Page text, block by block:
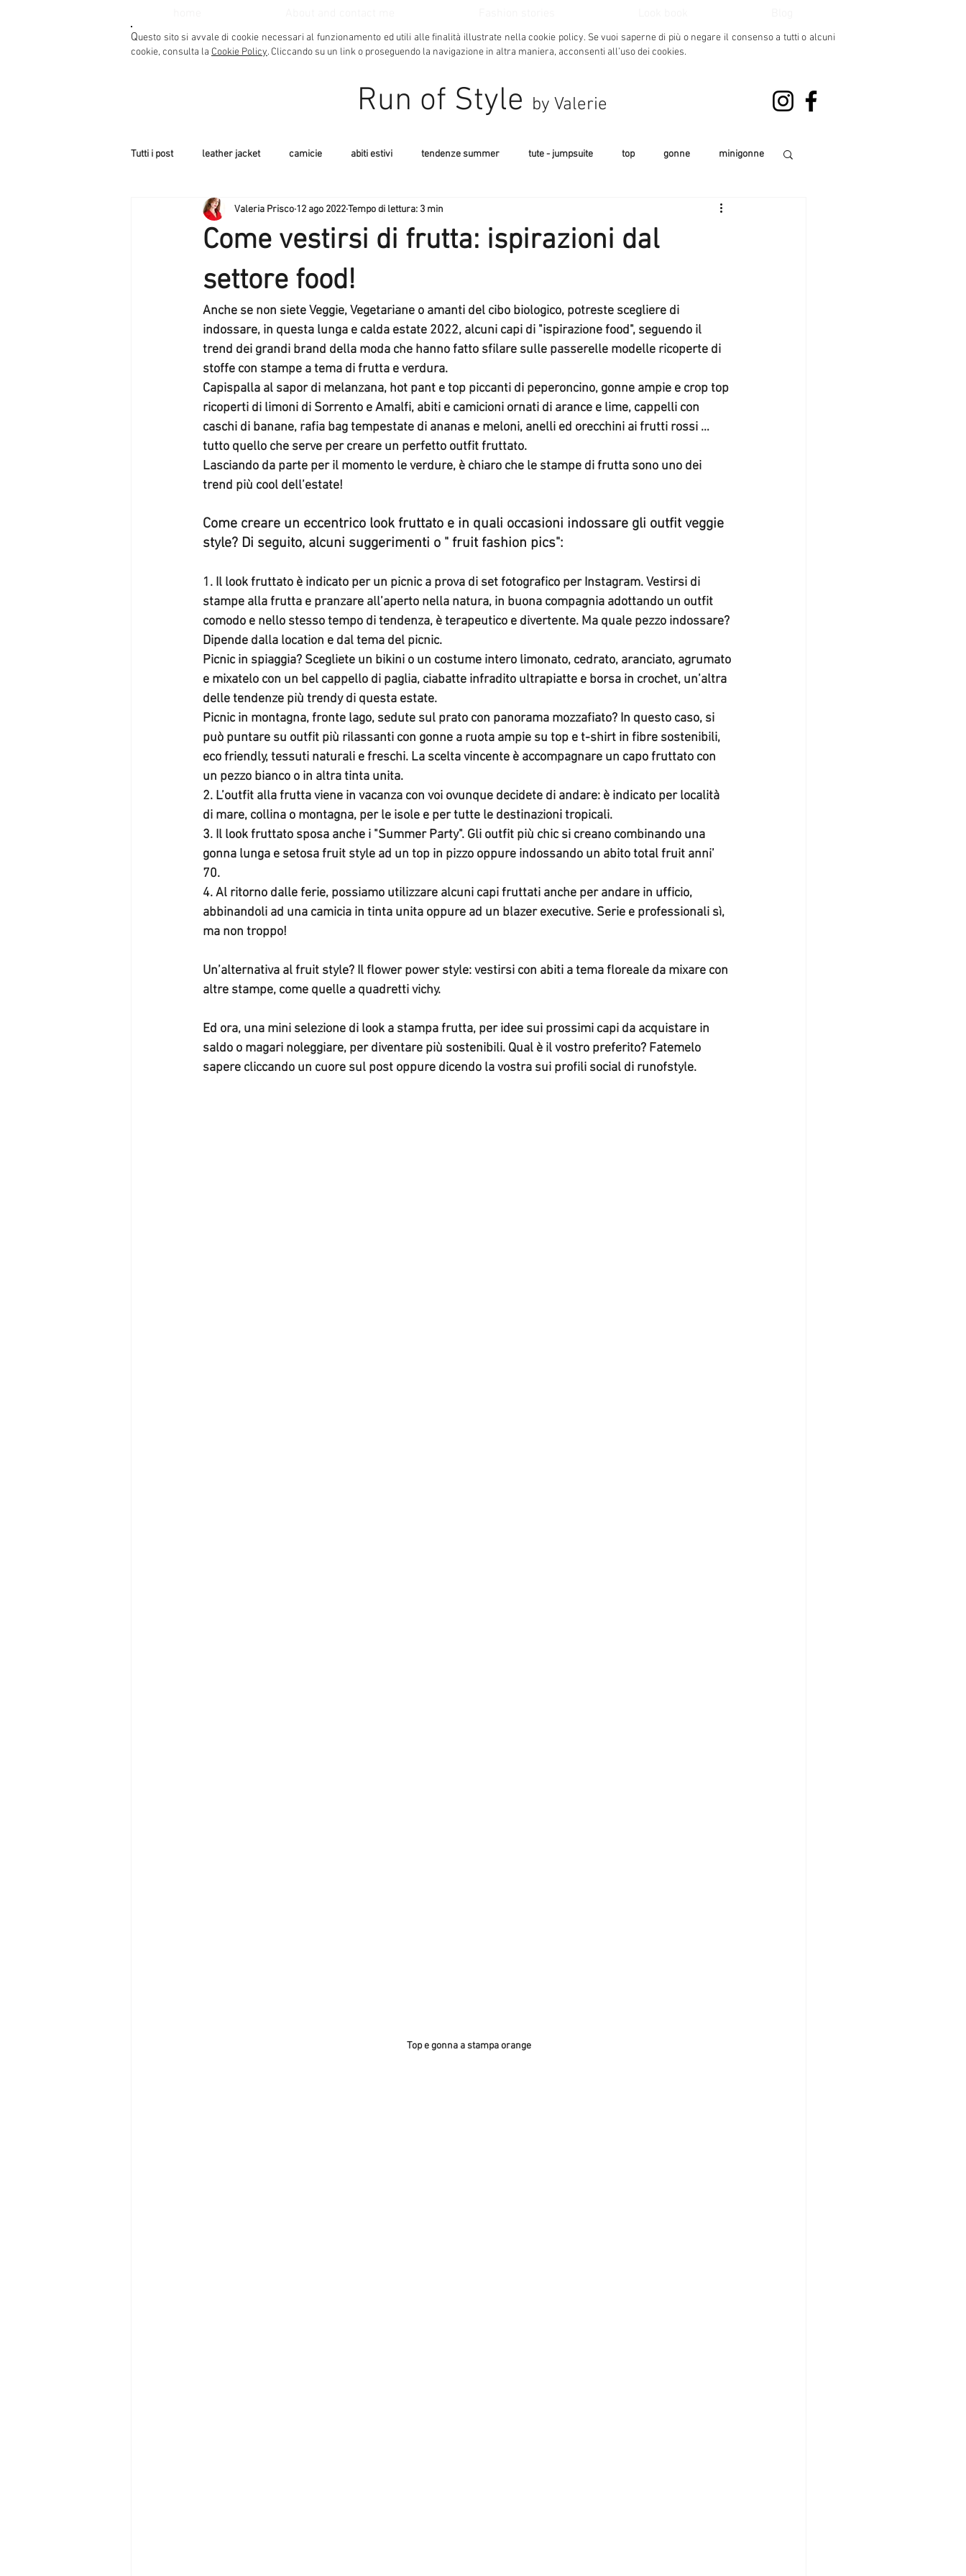
Questo sito si avvale di cookie necessari al funzionamento ed utili alle finalità illustrate nella cookie policy. Se vuoi saperne di più o negare il consenso a tutti o alcuni
cookie, consulta la Cookie Policy. Cliccando su un link o proseguendo la navigazione in altra maniera, acconsenti all’uso dei cookies.
Run of Style by Valerie
Tutti i post leather jacket camicie abiti estivi tendenze summer tute - jumpsuite top gonne minigonne
bikini summer tute - jumsuit coat - cappotti costumi estate 2017
Cappe, Mantelle, Poncho Trend jeans da donna e altri capi in deni
come fare shopping Trend autunnali tute - jumpsuit tendenze Winter cappotti bikini gonne - skirt
abiti autunno inverno fur and ecofur blazer natale 2019
Come vestirsi di frutta: ispirazioni dal
settore food!
Valeria Prisco 12 ago 2022Tempo di lettura: 3 min
Anche se non siete Veggie, Vegetariane o amanti del cibo biologico, potreste scegliere di
indossare, in questa lunga e calda estate 2022, alcuni capi di "ispirazione food", seguendo il
trend dei grandi brand della moda che hanno fatto sfilare sulle passerelle modelle ricoperte di
stoffe con stampe a tema di frutta e verdura.
Capispalla al sapor di melanzana, hot pant e top piccanti di peperoncino, gonne ampie e crop top
ricoperti di limoni di Sorrento e Amalfi, abiti e camicioni ornati di arance e lime, cappelli con
caschi di banane, rafia bag tempestate di ananas e meloni, anelli ed orecchini ai frutti rossi …
tutto quello che serve per creare un perfetto outfit fruttato.
Lasciando da parte per il momento le verdure, è chiaro che le stampe di frutta sono uno dei
trend più cool dell’estate!
Come creare un eccentrico look fruttato e in quali occasioni indossare gli outfit veggie
style? Di seguito, alcuni suggerimenti o " fruit fashion pics":
1. Il look fruttato è indicato per un picnic a prova di set fotografico per Instagram. Vestirsi di
stampe alla frutta e pranzare all’aperto nella natura, in buona compagnia adottando un outfit
comodo e nello stesso tempo di tendenza, è terapeutico e divertente. Ma quale pezzo indossare?
Dipende dalla location e dal tema del picnic.
Picnic in spiaggia? Scegliete un bikini o un costume intero limonato, cedrato, aranciato, agrumato
e mixatelo con un bel cappello di paglia, ciabatte infradito ultrapiatte e borsa in crochet, un’altra
delle tendenze più trendy di questa estate.
Picnic in montagna, fronte lago, sedute sul prato con panorama mozzafiato? In questo caso, si
può puntare su outfit più rilassanti con gonne a ruota ampie su top e t-shirt in fibre sostenibili,
eco friendly, tessuti naturali e freschi. La scelta vincente è accompagnare un capo fruttato con
un pezzo bianco o in altra tinta unita.
2. L’outfit alla frutta viene in vacanza con voi ovunque decidete di andare: è indicato per località
di mare, collina o montagna, per le isole e per tutte le destinazioni tropicali.
3. Il look fruttato sposa anche i "Summer Party". Gli outfit più chic si creano combinando una
gonna lunga e setosa fruit style ad un top in pizzo oppure indossando un abito total fruit anni’
70.
4. Al ritorno dalle ferie, possiamo utilizzare alcuni capi fruttati anche per andare in ufficio,
abbinandoli ad una camicia in tinta unita oppure ad un blazer executive. Serie e professionali sì,
ma non troppo!
Un’alternativa al fruit style? Il flower power style: vestirsi con abiti a tema floreale da mixare con
altre stampe, come quelle a quadretti vichy.
Ed ora, una mini selezione di look a stampa frutta, per idee sui prossimi capi da acquistare in
saldo o magari noleggiare, per diventare più sostenibili. Qual è il vostro preferito? Fatemelo
sapere cliccando un cuore sul post oppure dicendo la vostra sui profili social di runofstyle.
Top e gonna a stampa orange